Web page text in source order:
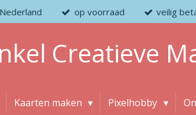
op voorraad veilig
Creatieve
Kaarten maken Pixelhobby